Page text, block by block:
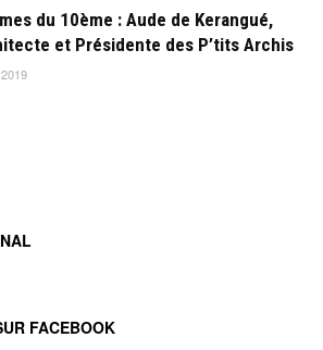
du 10ème : Aude de Kerangué,
et Présidente des P’tits Archis
FACEBOOK